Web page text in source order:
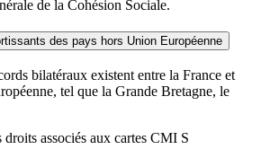
de la Cohésion Sociale.
des pays hors Union Européenne
bilatéraux existent entre la France et
tel que la Grande Bretagne, le
droits associés aux cartes CMI S